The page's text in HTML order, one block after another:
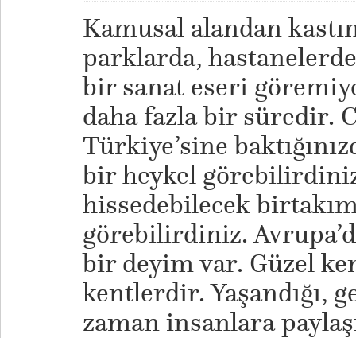
Kamusal alandan
parklarda,
bir sanat eseri
daha fazla bir süredir.
Türkiye’sine
bir heykel
hissedebilecek
görebilirdiniz.
bir deyim var. Güzel
kentlerdir. Yaşandığı,
zaman insanlara